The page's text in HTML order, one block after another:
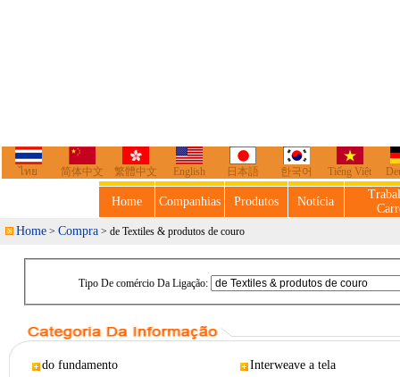
ไทย 简体中文 繁體中文 English 日本語 한국어 Tiếng Việt
Home Companhias Produtos Notícia
Home > Compra > de Textiles & produtos de couro
Tipo De comércio Da Ligação:
do fundamento
Interweave a tela